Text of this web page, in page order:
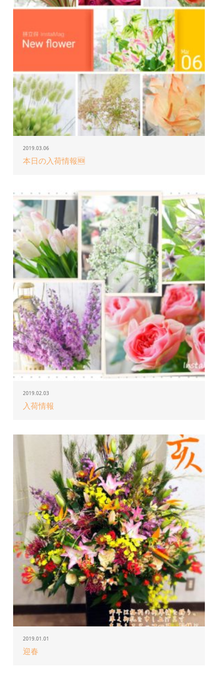
2019.03.06
本日の入荷情報🆕
2019.02.03
入荷情報
2019.01.01
迎春